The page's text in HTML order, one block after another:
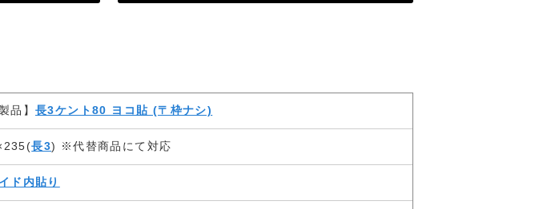
品】長3ケント80 ヨコ貼 (〒枠ナシ)
長3) ※代替商品にて対応
ド内貼り